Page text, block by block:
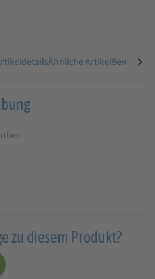
Ähnliche Artikel
zu diesem Produkt?